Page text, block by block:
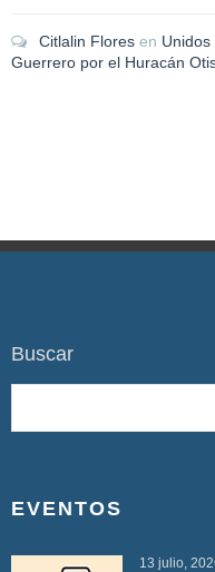
Citlalin Flores en
Guerrero por el Huracán
Buscar
EVENTOS
13 julio,